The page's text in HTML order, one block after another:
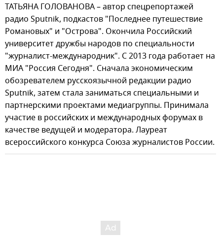
ТАТЬЯНА ГОЛОВАНОВА – автор спецрепортажей
радио Sputnik, подкастов "Последнее путешествие
Романовых" и "Острова". Окончила Российский
университет дружбы народов по специальности
"журналист-международник". С 2013 года работает на
МИА "Россия Сегодня". Сначала экономическим
обозревателем русскоязычной редакции радио
Sputnik, затем стала заниматься специальными и
партнерскими проектами медиагруппы. Принимала
участие в российских и международных форумах в
качестве ведущей и модератора. Лауреат
всероссийского конкурса Союза журналистов России.